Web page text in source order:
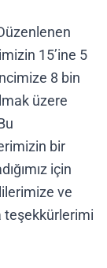
15’ine 5
8 bin
üzere
bir
için
ve
teşekkürlerimi